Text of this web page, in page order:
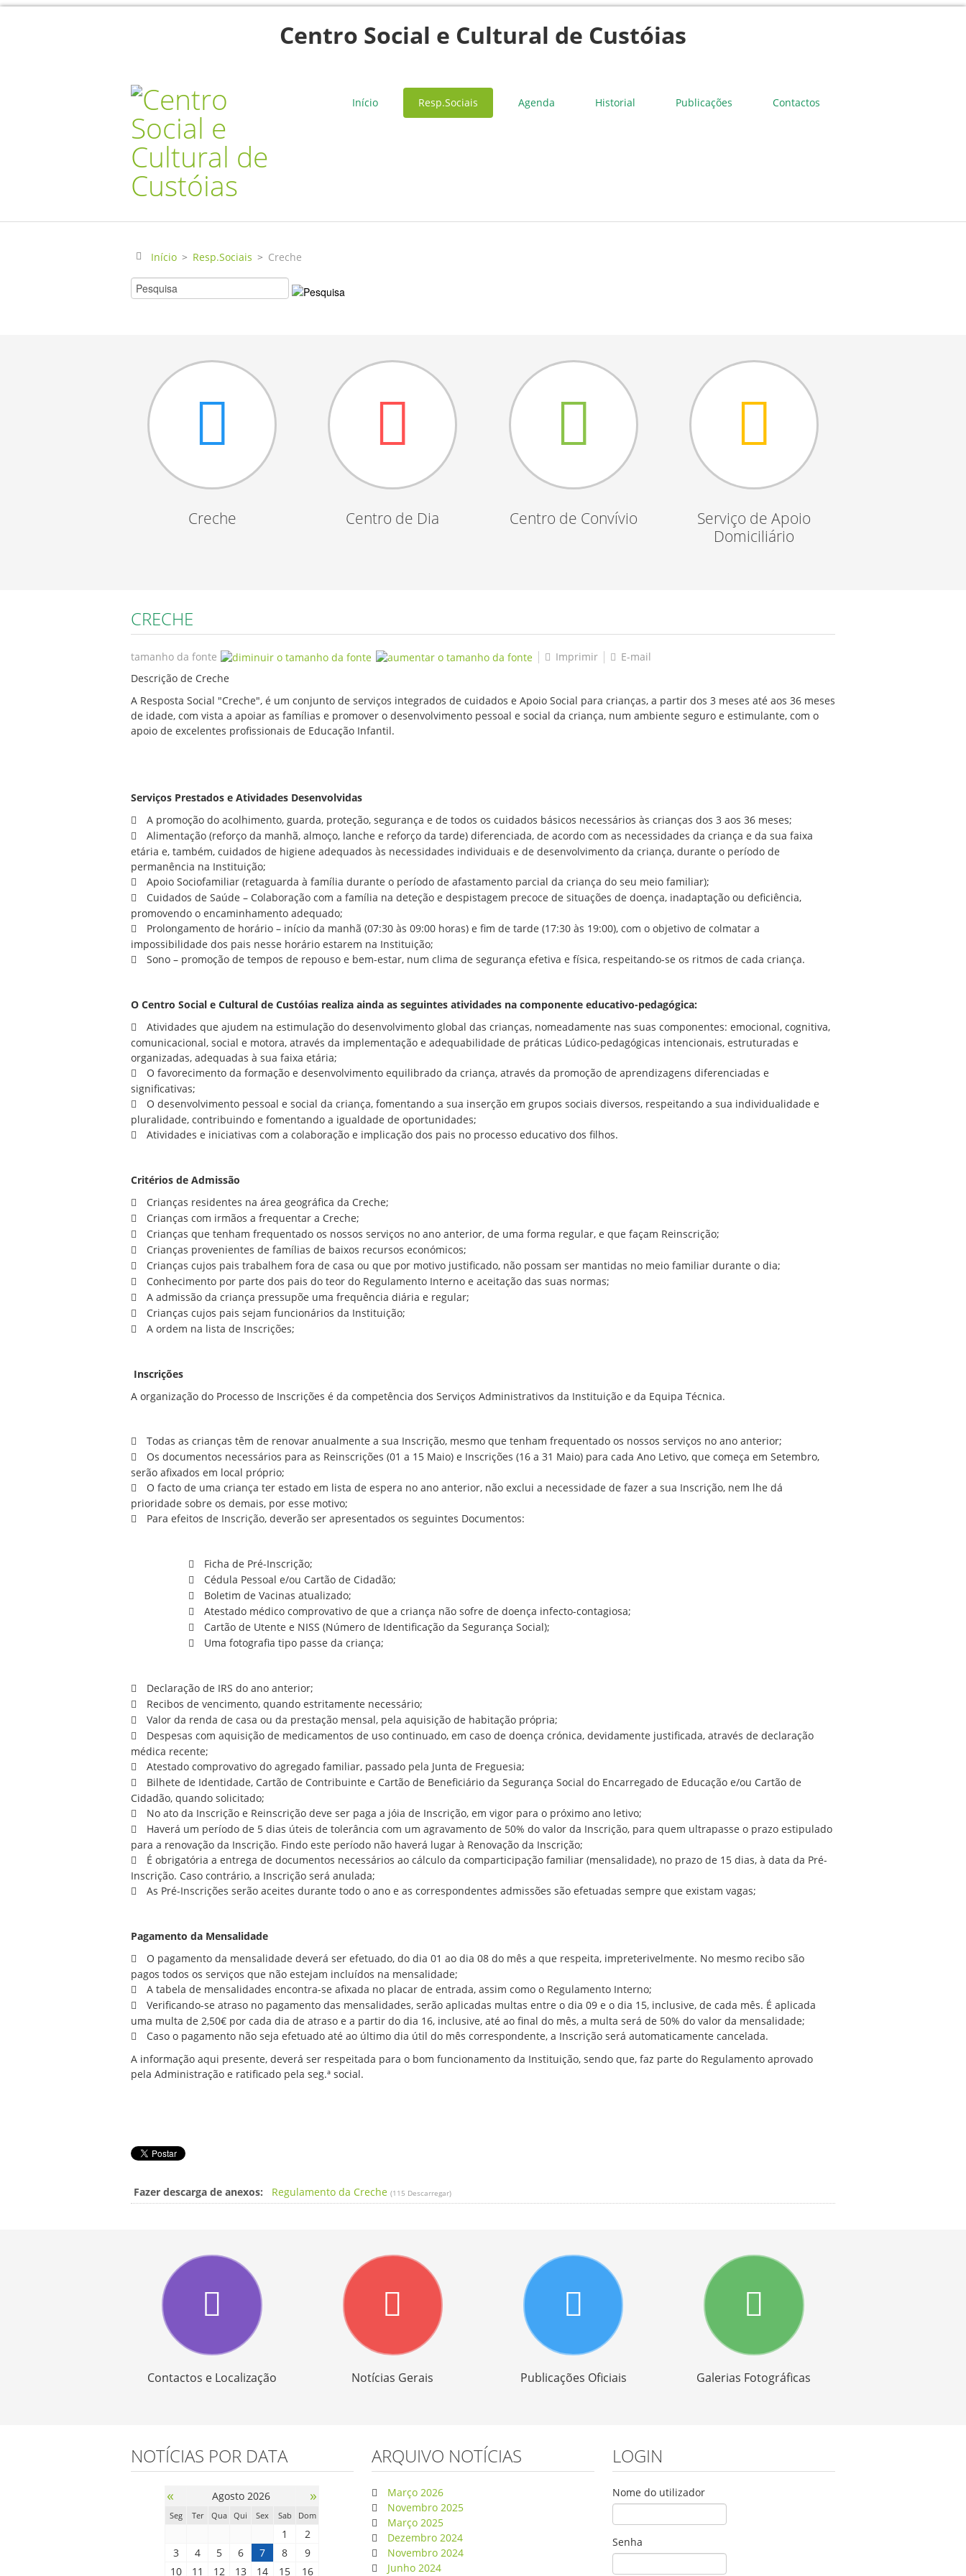
Centro Social e Cultural de Custóias
Início Resp.Sociais Agenda Historial Publicações Contactos
Início > Resp.Sociais > Creche
Creche Centro de Dia Centro de Convívio
Serviço de Apoio
Domiciliário
CRECHE
tamanho da fonte Imprimir
E-mail
Descrição de Creche
A Resposta Social "Creche", é um conjunto de serviços integrados de cuidados e Apoio Social para crianças, a partir dos 3 meses até aos 36 meses
de idade, com vista a apoiar as famílias e promover o desenvolvimento pessoal e social da criança, num ambiente seguro e estimulante, com o
apoio de excelentes profissionais de Educação Infantil.
Serviços Prestados e Atividades Desenvolvidas
A promoção do acolhimento, guarda, proteção, segurança e de todos os cuidados básicos necessários às crianças dos 3 aos 36 meses;
Alimentação (reforço da manhã, almoço, lanche e reforço da tarde) diferenciada, de acordo com as necessidades da criança e da sua faixa
etária e, também, cuidados de higiene adequados às necessidades individuais e de desenvolvimento da criança, durante o período de
permanência na Instituição;
Apoio Sociofamiliar (retaguarda à família durante o período de afastamento parcial da criança do seu meio familiar);
Cuidados de Saúde – Colaboração com a família na deteção e despistagem precoce de situações de doença, inadaptação ou deficiência,
promovendo o encaminhamento adequado;
Prolongamento de horário – início da manhã (07:30 às 09:00 horas) e fim de tarde (17:30 às 19:00), com o objetivo de colmatar a
impossibilidade dos pais nesse horário estarem na Instituição;
Sono – promoção de tempos de repouso e bem-estar, num clima de segurança efetiva e física, respeitando-se os ritmos de cada criança.
O Centro Social e Cultural de Custóias realiza ainda as seguintes atividades na componente educativo-pedagógica:
Atividades que ajudem na estimulação do desenvolvimento global das crianças, nomeadamente nas suas componentes: emocional, cognitiva,
comunicacional, social e motora, através da implementação e adequabilidade de práticas Lúdico-pedagógicas intencionais, estruturadas e
organizadas, adequadas à sua faixa etária;
O favorecimento da formação e desenvolvimento equilibrado da criança, através da promoção de aprendizagens diferenciadas e
significativas;
O desenvolvimento pessoal e social da criança, fomentando a sua inserção em grupos sociais diversos, respeitando a sua individualidade e
pluralidade, contribuindo e fomentando a igualdade de oportunidades;
Atividades e iniciativas com a colaboração e implicação dos pais no processo educativo dos filhos.
Critérios de Admissão
Crianças residentes na área geográfica da Creche;
Crianças com irmãos a frequentar a Creche;
Crianças que tenham frequentado os nossos serviços no ano anterior, de uma forma regular, e que façam Reinscrição;
Crianças provenientes de famílias de baixos recursos económicos;
Crianças cujos pais trabalhem fora de casa ou que por motivo justificado, não possam ser mantidas no meio familiar durante o dia;
Conhecimento por parte dos pais do teor do Regulamento Interno e aceitação das suas normas;
A admissão da criança pressupõe uma frequência diária e regular;
Crianças cujos pais sejam funcionários da Instituição;
A ordem na lista de Inscrições;
Inscrições
A organização do Processo de Inscrições é da competência dos Serviços Administrativos da Instituição e da Equipa Técnica.
Todas as crianças têm de renovar anualmente a sua Inscrição, mesmo que tenham frequentado os nossos serviços no ano anterior;
Os documentos necessários para as Reinscrições (01 a 15 Maio) e Inscrições (16 a 31 Maio) para cada Ano Letivo, que começa em Setembro,
serão afixados em local próprio;
O facto de uma criança ter estado em lista de espera no ano anterior, não exclui a necessidade de fazer a sua Inscrição, nem lhe dá
prioridade sobre os demais, por esse motivo;
Para efeitos de Inscrição, deverão ser apresentados os seguintes Documentos:
Ficha de Pré-Inscrição;
Cédula Pessoal e/ou Cartão de Cidadão;
Boletim de Vacinas atualizado;
Atestado médico comprovativo de que a criança não sofre de doença infecto-contagiosa;
Cartão de Utente e NISS (Número de Identificação da Segurança Social);
Uma fotografia tipo passe da criança;
Declaração de IRS do ano anterior;
Recibos de vencimento, quando estritamente necessário;
Valor da renda de casa ou da prestação mensal, pela aquisição de habitação própria;
Despesas com aquisição de medicamentos de uso continuado, em caso de doença crónica, devidamente justificada, através de declaração
médica recente;
Atestado comprovativo do agregado familiar, passado pela Junta de Freguesia;
Bilhete de Identidade, Cartão de Contribuinte e Cartão de Beneficiário da Segurança Social do Encarregado de Educação e/ou Cartão de
Cidadão, quando solicitado;
No ato da Inscrição e Reinscrição deve ser paga a jóia de Inscrição, em vigor para o próximo ano letivo;
Haverá um período de 5 dias úteis de tolerância com um agravamento de 50% do valor da Inscrição, para quem ultrapasse o prazo estipulado
para a renovação da Inscrição. Findo este período não haverá lugar à Renovação da Inscrição;
É obrigatória a entrega de documentos necessários ao cálculo da comparticipação familiar (mensalidade), no prazo de 15 dias, à data da Pré-
Inscrição. Caso contrário, a Inscrição será anulada;
As Pré-Inscrições serão aceites durante todo o ano e as correspondentes admissões são efetuadas sempre que existam vagas;
Pagamento da Mensalidade
O pagamento da mensalidade deverá ser efetuado, do dia 01 ao dia 08 do mês a que respeita, impreterivelmente. No mesmo recibo são
pagos todos os serviços que não estejam incluídos na mensalidade;
A tabela de mensalidades encontra-se afixada no placar de entrada, assim como o Regulamento Interno;
Verificando-se atraso no pagamento das mensalidades, serão aplicadas multas entre o dia 09 e o dia 15, inclusive, de cada mês. É aplicada
uma multa de 2,50€ por cada dia de atraso e a partir do dia 16, inclusive, até ao final do mês, a multa será de 50% do valor da mensalidade;
Caso o pagamento não seja efetuado até ao último dia útil do mês correspondente, a Inscrição será automaticamente cancelada.
A informação aqui presente, deverá ser respeitada para o bom funcionamento da Instituição, sendo que, faz parte do Regulamento aprovado
pela Administração e ratificado pela seg.ª social.
Fazer descarga de anexos: Regulamento da Creche (115 Descarregar)
Contactos e Localização Notícias Gerais Publicações Oficiais Galerias Fotográficas
NOTÍCIAS POR DATA
« Agosto 2026 »
Seg Ter Qua Qui Sex Sab Dom
1
2
3
4 5 6 7 8
9
10
11 12 13 14 15 16
ARQUIVO NOTÍCIAS
Março 2026
Novembro 2025
Março 2025
Dezembro 2024
Novembro 2024
Junho 2024
LOGIN
Nome do utilizador
Senha